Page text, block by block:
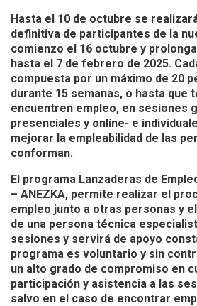
Hasta el 10 de octubre se
definitiva de participantes de la
comienzo el 16 octubre y
hasta el 7 de febrero de 2025.
compuesta por un máximo de 20
durante 15 semanas, o hasta que
encuentren empleo, en sesiones
presenciales y online- e
mejorar la empleabilidad de las
conforman.
El programa Lanzaderas de
– ANEZKA, permite realizar el
empleo junto a otras personas y
de una persona técnica
sesiones y servirá de apoyo
programa es voluntario y sin
un alto grado de compromiso en
participación y asistencia a las
salvo en el caso de encontrar